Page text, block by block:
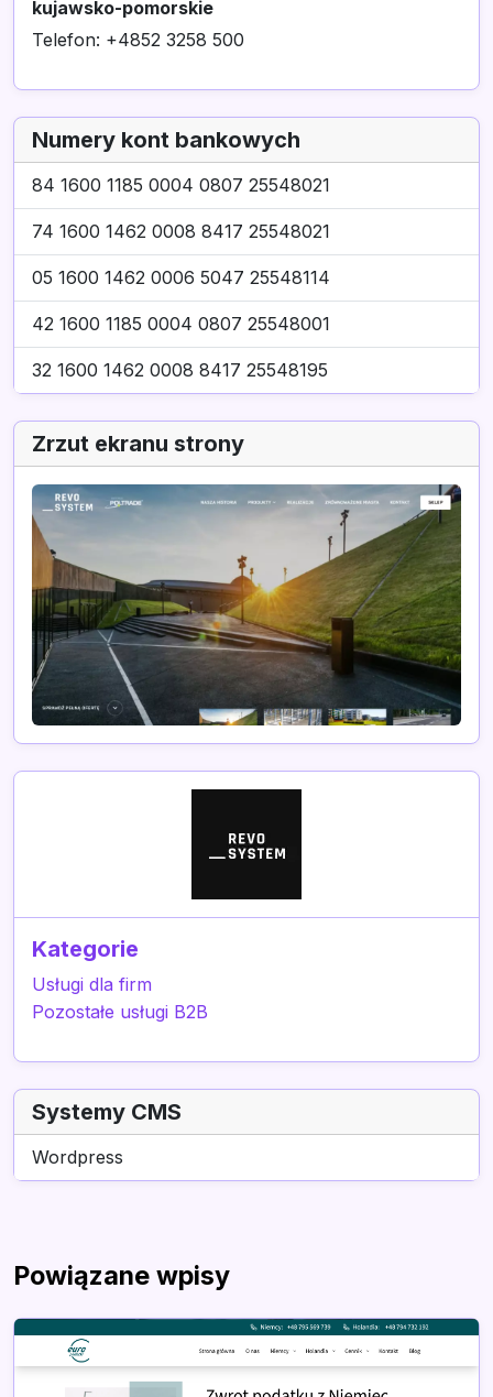
kujawsko-pomorskie
Telefon: +4852 3258 500
Numery kont bankowych
84 1600 1185 0004 0807 25548021
74 1600 1462 0008 8417 25548021
05 1600 1462 0006 5047 25548114
42 1600 1185 0004 0807 25548001
32 1600 1462 0008 8417 25548195
Zrzut ekranu strony
Kategorie
Usługi dla firm
Pozostałe usługi B2B
Systemy CMS
Wordpress
Powiązane wpisy